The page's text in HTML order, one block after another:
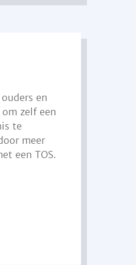
en
zelf een
te
meer
een TOS.